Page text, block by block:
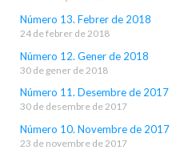
Número 13. Febrer de 2018
24 de febrer de 2018
Número 12. Gener de 2018
30 de gener de 2018
Número 11. Desembre de 2017
30 de desembre de 2017
Número 10. Novembre de 2017
23 de novembre de 2017